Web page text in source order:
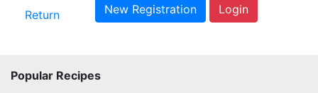
Return New Registration Login
Popular Recipes